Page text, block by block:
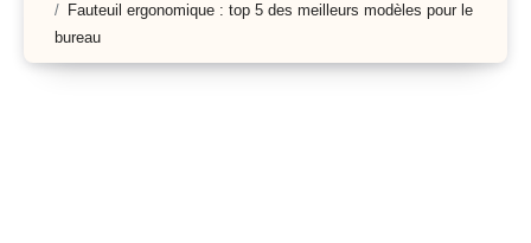
Fauteuil ergonomique : top 5 des meilleurs modèles pour le
bureau